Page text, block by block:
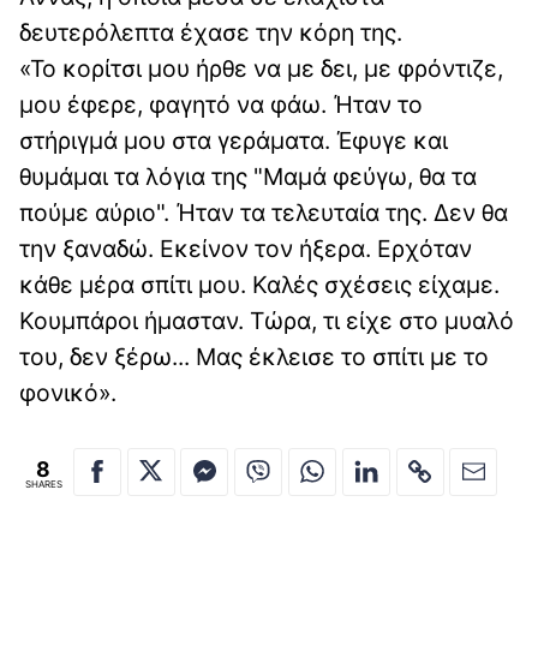
δευτερόλεπτα έχασε την κόρη της.
«Το κορίτσι μου ήρθε να με δει, με φρόντιζε,
μου έφερε, φαγητό να φάω. Ήταν το
στήριγμά μου στα γεράματα. Έφυγε και
θυμάμαι τα λόγια της "Μαμά φεύγω, θα τα
πούμε αύριο". Ήταν τα τελευταία της. Δεν θα
την ξαναδώ. Εκείνον τον ήξερα. Ερχόταν
κάθε μέρα σπίτι μου. Καλές σχέσεις είχαμε.
Κουμπάροι ήμασταν. Τώρα, τι είχε στο μυαλό
του, δεν ξέρω... Μας έκλεισε το σπίτι με το
φονικό».
8
SHARES